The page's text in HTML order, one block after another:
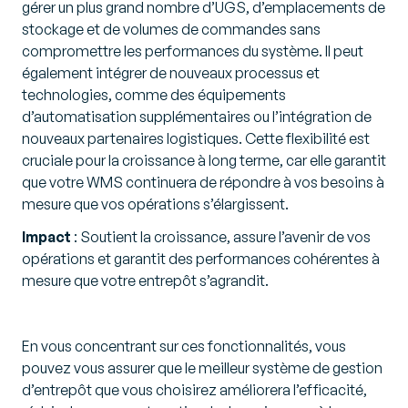
gérer un plus grand nombre d’UGS, d’emplacements de
stockage et de volumes de commandes sans
compromettre les performances du système. Il peut
également intégrer de nouveaux processus et
technologies, comme des équipements
d’automatisation supplémentaires ou l’intégration de
nouveaux partenaires logistiques. Cette flexibilité est
cruciale pour la croissance à long terme, car elle garantit
que votre WMS continuera de répondre à vos besoins à
mesure que vos opérations s’élargissent.
Impact : Soutient la croissance, assure l’avenir de vos
opérations et garantit des performances cohérentes à
mesure que votre entrepôt s’agrandit.
En vous concentrant sur ces fonctionnalités, vous
pouvez vous assurer que le meilleur système de gestion
d’entrepôt que vous choisirez améliorera l’efficacité,